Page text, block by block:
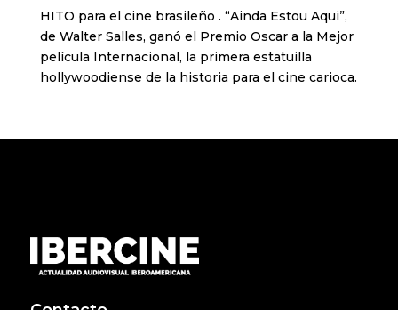
HITO para el cine brasileño . “Ainda Estou Aqui”,
de Walter Salles, ganó el Premio Oscar a la Mejor
película Internacional, la primera estatuilla
hollywoodiense de la historia para el cine carioca.